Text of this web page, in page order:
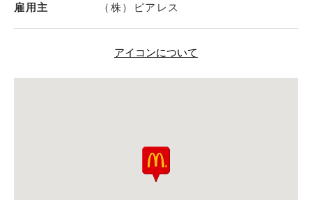
雇用主 （株）ピアレス
アイコンについて